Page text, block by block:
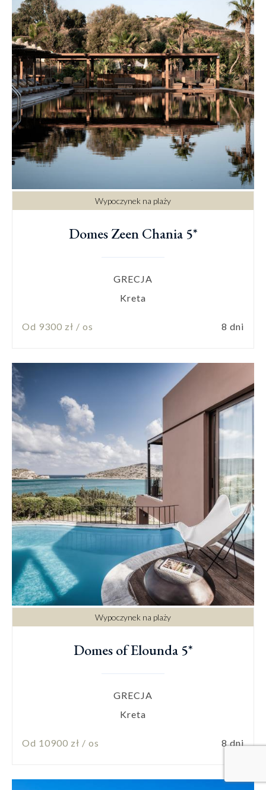
Wypoczynek na plaży
Domes Zeen Chania 5*
GRECJA
Kreta
Od 9300 zł / os 8 dni
Wypoczynek na plaży
Domes of Elounda 5*
GRECJA
Kreta
Od 10900 zł / os 8 dni